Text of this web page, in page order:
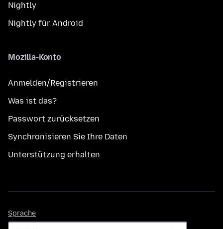
Nightly
Nightly für Android
Mozilla-Konto
Anmelden/Registrieren
Was ist das?
Passwort zurücksetzen
Synchronisieren Sie Ihre Daten
Unterstützung erhalten
Sprache